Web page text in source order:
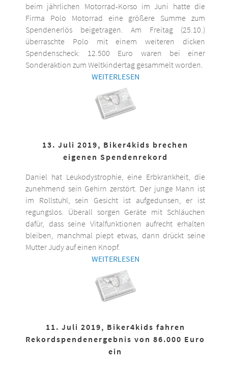
beim jährlichen Motorrad-Korso im Juni hatte die
Firma Polo Motorrad eine größere Summe zum
Spendenerlös beigetragen. Am Freitag (25.10.)
überraschte Polo mit einem weiteren dicken
Spendenscheck: 12.500 Euro waren bei einer
Sonderaktion zum Weltkindertag gesammelt worden.
WEITERLESEN
13. Juli 2019, Biker4kids brechen
eigenen Spendenrekord
Daniel hat Leukodystrophie, eine Erbkrankheit, die
zunehmend sein Gehirn zerstört. Der junge Mann ist
im Rollstuhl, sein Gesicht ist aufgedunsen, er ist
regungslos. Überall sorgen Geräte mit Schläuchen
dafür, dass seine Vitalfunktionen aufrecht erhalten
bleiben, manchmal piept etwas, dann drückt seine
Mutter Judy auf einen Knopf.
WEITERLESEN
11. Juli 2019, Biker4kids fahren
Rekordspendenergebnis von 86.000 Euro
ein